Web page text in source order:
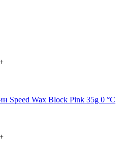
Speed Wax Block Pink 35g 0 °C